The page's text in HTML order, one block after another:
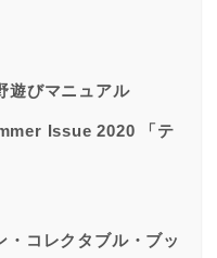
遊びマニュアル
Issue 2020 「テ
コレクタブル・ブッ